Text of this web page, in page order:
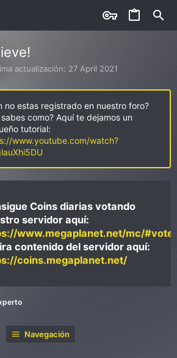
actualización: 27 April 2021
no estas registrado en nuestro foro?
sabes como? Aquí te dejamos un
tutorial:
www.youtube.com/watch?
Coins diarias votando
servidor aquí:
www.megaplanet.net/mc/#vote
contenido del servidor aquí:
coins.megaplanet.net/
Navegación